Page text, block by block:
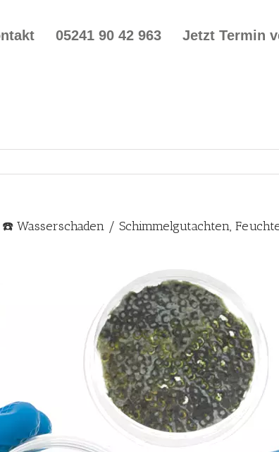
05241 90 42 963 Jetzt Termin
Wasserschaden / Schimmelgutachten,